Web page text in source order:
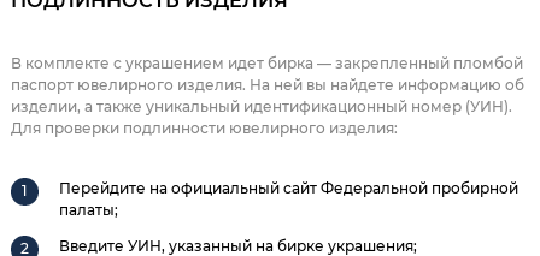
В комплекте с украшением идет бирка — закрепленный пломбой
паспорт ювелирного изделия. На ней вы найдете информацию об
изделии, а также уникальный идентификационный номер (УИН).
Для проверки подлинности ювелирного изделия:
Перейдите на официальный сайт Федеральной пробирной
палаты;
Введите УИН, указанный на бирке украшения;